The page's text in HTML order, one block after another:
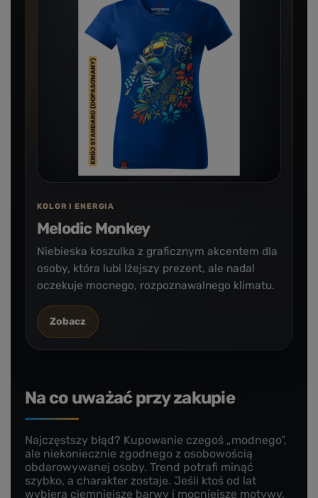
KOLOR I ENERGIA
Melodic Monkey
Niebieska koszulka z graficznym akcentem dla
osoby, która lubi lżejszy prezent, ale nadal
oczekuje mocnego, rozpoznawalnego klimatu.
Zobacz
Na co uważać przy zakupie
Najczęstszy błąd? Kupowanie czegoś „modnego”,
ale niekoniecznie zgodnego z osobowością
obdarowywanej osoby. Trend potrafi minąć
szybko, a charakter zostaje. Jeśli ktoś od lat
wybiera ciemniejsze barwy i mocniejsze motywy,